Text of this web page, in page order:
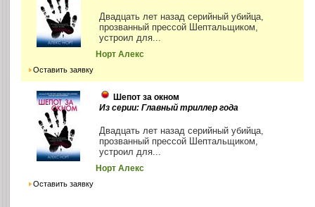
Двадцать лет назад серийный убийца,
прозванный прессой Шептальщиком,
устроил для...
Норт Алекс
Оставить заявку
Шепот за окном
Из серии: Главный триллер года
Двадцать лет назад серийный убийца,
прозванный прессой Шептальщиком,
устроил для...
Норт Алекс
Оставить заявку